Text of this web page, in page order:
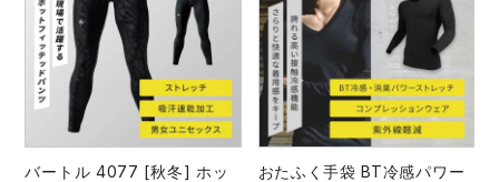
バートル 4077 [秋冬] ホッ
おたふく手袋 BT冷感パワー